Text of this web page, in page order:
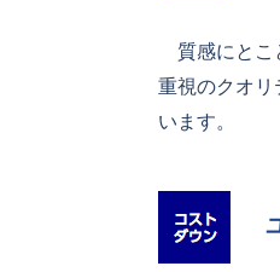
質感にとこ
重視のクオ
います。